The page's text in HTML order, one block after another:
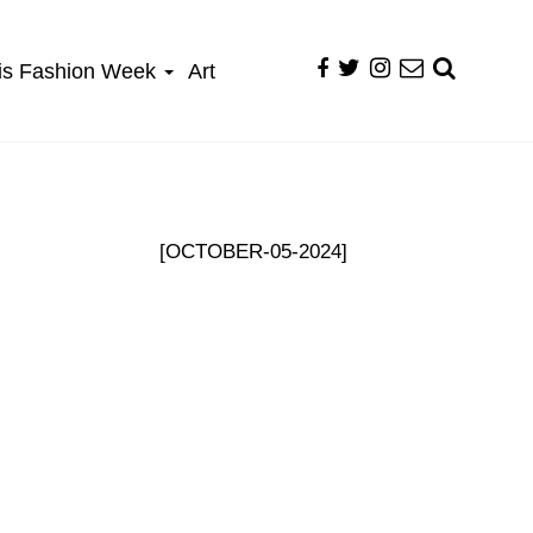
Fashion Week Art
[OCTOBER-05-2024]